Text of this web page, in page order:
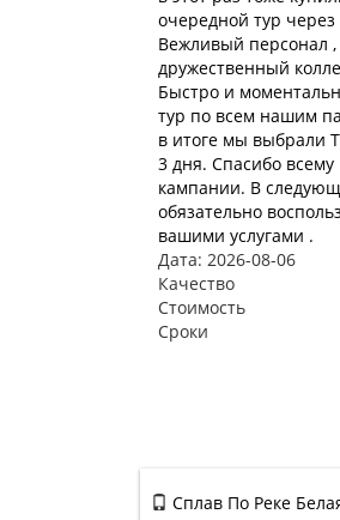
очередной тур через
Вежливый персонал ,
дружественный
Быстро и
тур по всем нашим
в итоге мы выбрали
3 дня. Спасибо всему
кампании. В
обязательно
вашими услугами .
Дата: 2026-08-06
Качество
Стоимость
Сроки
Сплав По Реке